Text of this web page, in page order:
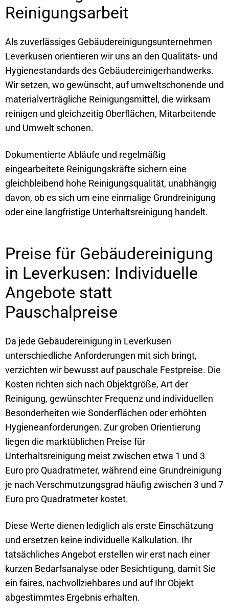
Reinigungsarbeit
Als zuverlässiges Gebäudereinigungsunternehmen
Leverkusen orientieren wir uns an den Qualitäts- und
Hygienestandards des Gebäudereinigerhandwerks.
Wir setzen, wo gewünscht, auf umweltschonende und
materialverträgliche Reinigungsmittel, die wirksam
reinigen und gleichzeitig Oberflächen, Mitarbeitende
und Umwelt schonen.
Dokumentierte Abläufe und regelmäßig
eingearbeitete Reinigungskräfte sichern eine
gleichbleibend hohe Reinigungsqualität, unabhängig
davon, ob es sich um eine einmalige Grundreinigung
oder eine langfristige Unterhaltsreinigung handelt.
Preise für Gebäudereinigung
in Leverkusen: Individuelle
Angebote statt
Pauschalpreise
Da jede Gebäudereinigung in Leverkusen
unterschiedliche Anforderungen mit sich bringt,
verzichten wir bewusst auf pauschale Festpreise. Die
Kosten richten sich nach Objektgröße, Art der
Reinigung, gewünschter Frequenz und individuellen
Besonderheiten wie Sonderflächen oder erhöhten
Hygieneanforderungen. Zur groben Orientierung
liegen die marktüblichen Preise für
Unterhaltsreinigung meist zwischen etwa 1 und 3
Euro pro Quadratmeter, während eine Grundreinigung
je nach Verschmutzungsgrad häufig zwischen 3 und 7
Euro pro Quadratmeter kostet.
Diese Werte dienen lediglich als erste Einschätzung
und ersetzen keine individuelle Kalkulation. Ihr
tatsächliches Angebot erstellen wir erst nach einer
kurzen Bedarfsanalyse oder Besichtigung, damit Sie
ein faires, nachvollziehbares und auf Ihr Objekt
abgestimmtes Ergebnis erhalten.